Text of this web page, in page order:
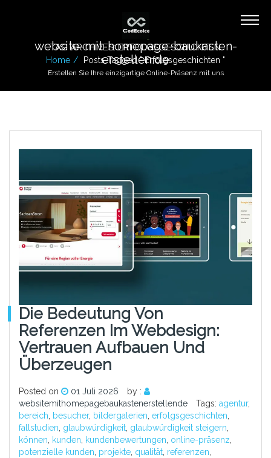
website-mit-homepage-baukasten-
erstellen.de
Erstellen Sie Ihre einzigartige Online-Präsenz mit uns
TAG ARCHIVES: ERFOLGSGESCHICHTEN
Home Posts Tagged " Erfolgsgeschichten "
Die Bedeutung Von
Referenzen Im Webdesign:
Vertrauen Aufbauen Und
Überzeugen
Posted on 01 Juli 2026
by :
websitemithomepagebaukastenerstellende
Tags: agentur,
bereich, besucher, bildergalerien, erfolgsgeschichten,
fallstudien, glaubwürdigkeit, glaubwürdigkeit steigern,
können, kunden, kundenbewertungen, online-präsenz,
potenzielle kunden, projekte, qualität, referenzen,